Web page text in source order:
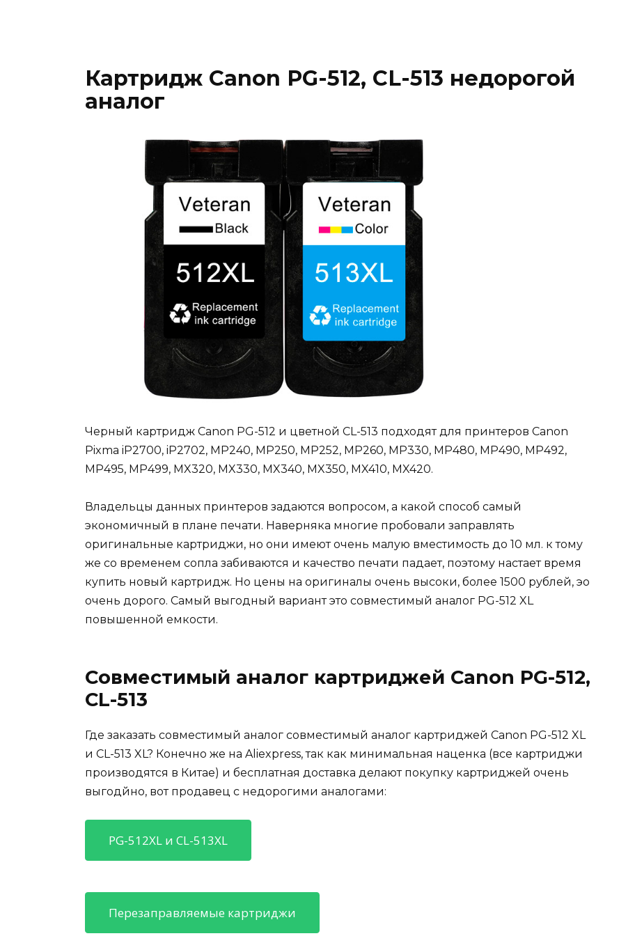
Картридж Canon PG-512, CL-513 недорогой
аналог
Черный картридж Canon PG-512 и цветной CL-513 подходят для принтеров Canon
Pixma iP2700, iP2702, MP240, MP250, MP252, MP260, MP330, MP480, MP490, MP492,
MP495, MP499, MX320, MX330, MX340, MX350, MX410, MX420.
Владельцы данных принтеров задаются вопросом, а какой способ самый
экономичный в плане печати. Наверняка многие пробовали заправлять
оригинальные картриджи, но они имеют очень малую вместимость до 10 мл. к тому
же со временем сопла забиваются и качество печати падает, поэтому настает время
купить новый картридж. Но цены на оригиналы очень высоки, более 1500 рублей, эо
очень дорого. Самый выгодный вариант это совместимый аналог PG-512 XL
повышенной емкости.
Совместимый аналог картриджей Canon PG-512,
CL-513
Где заказать совместимый аналог совместимый аналог картриджей Canon PG-512 XL
и CL-513 XL? Конечно же на Aliexpress, так как минимальная наценка (все картриджи
производятся в Китае) и бесплатная доставка делают покупку картриджей очень
выгодйно, вот продавец с недорогими аналогами:
PG-512XL и CL-513XL
Перезаправляемые картриджи